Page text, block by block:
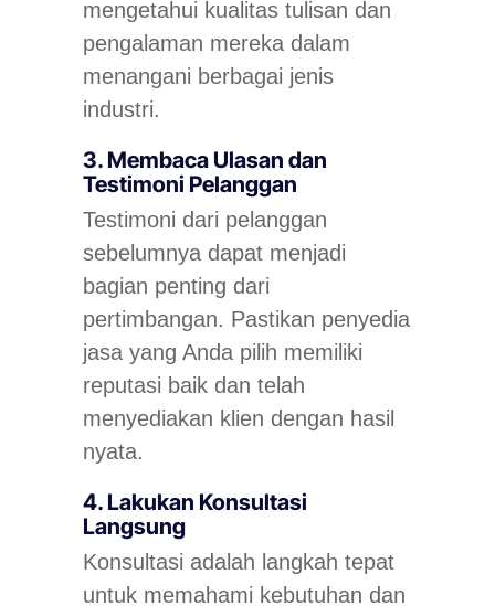
mengetahui kualitas tulisan dan
pengalaman mereka dalam
menangani berbagai jenis
industri.
3. Membaca Ulasan dan
Testimoni Pelanggan
Testimoni dari pelanggan
sebelumnya dapat menjadi
bagian penting dari
pertimbangan. Pastikan penyedia
jasa yang Anda pilih memiliki
reputasi baik dan telah
menyediakan klien dengan hasil
nyata.
4. Lakukan Konsultasi
Langsung
Konsultasi adalah langkah tepat
untuk memahami kebutuhan dan